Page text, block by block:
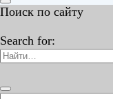
Поиск по сайту
Search for: